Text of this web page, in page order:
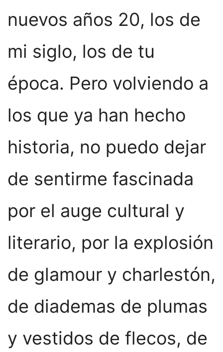
nuevos años 20, los de
mi siglo, los de tu
época. Pero volviendo a
los que ya han hecho
historia, no puedo dejar
de sentirme fascinada
por el auge cultural y
literario, por la explosión
de glamour y charlestón,
de diademas de plumas
y vestidos de flecos, de